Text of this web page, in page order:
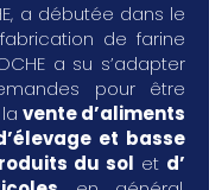
a débutée dans le
de farine
a su s’adapter
pour être
vente d’aliments
et basse
du sol et d’